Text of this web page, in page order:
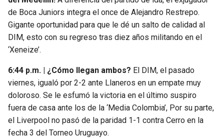
de Boca Juniors integra el once de Alejandro Restrepo.
Gigante oportunidad para que le dé un salto de calidad al
DIM, esto con su regreso tras diez años militando en el
‘Xeneize’.
6:44 p.m. | ¿Cómo llegan ambos? El DIM, el pasado
viernes, igualó por 2-2 ante Llaneros en un empate muy
doloroso. Se le esfumó la victoria en el último suspiro
fuera de casa ante los de la ‘Media Colombia’, Por su parte,
el Liverpool no pasó de la paridad 1-1 contra Cerro en la
fecha 3 del Torneo Uruguayo.